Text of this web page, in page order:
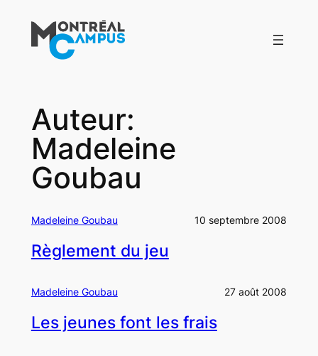
contenu
Auteur:
Madeleine
Goubau
Madeleine Goubau 10 septembre 2008
Règlement du jeu
Madeleine Goubau 27 août 2008
Les jeunes font les frais